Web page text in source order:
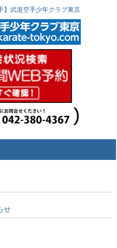
】武道空手少年クラブ東京
せ